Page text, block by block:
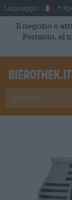
Skip to main content
Linguaggio:
Il negozio è
Pertanto, al